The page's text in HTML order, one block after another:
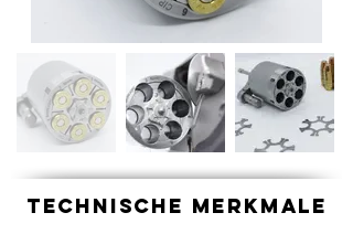
Technische Merkmale